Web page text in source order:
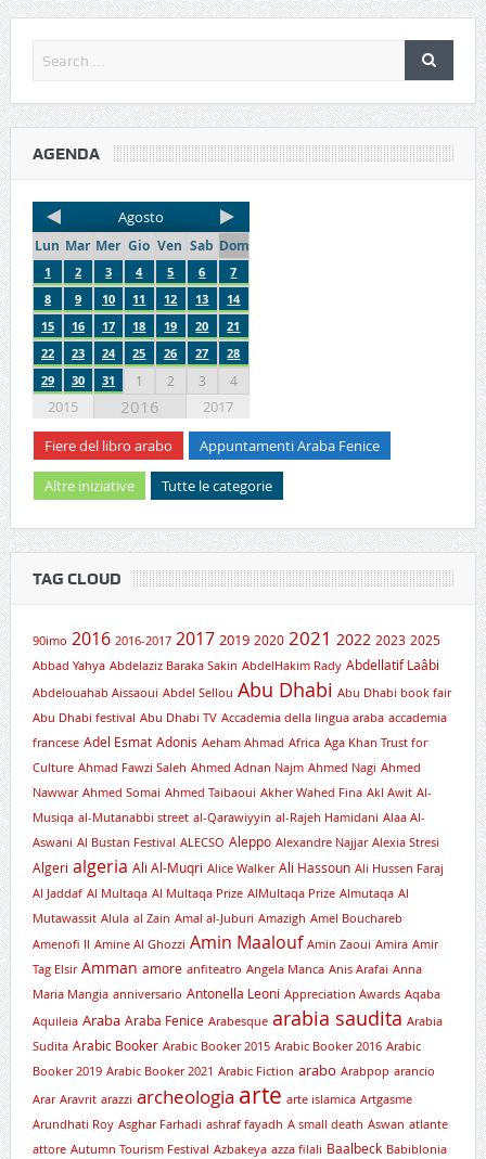
AGENDA
Agosto
Lun Mar Mer Gio Ven Sab Dom
1 2 3 4 5 6
7
8
9 10 11 12 13
14
15
16 17 18 19 20
21
22
23 24 25 26 27
28
29
30 31 1 2 3 4
2015 2016
2017
Fiere del libro arabo
Appuntamenti Araba Fenice
Altre iniziative Tutte le categorie
TAG CLOUD
90imo 2016 2016-2017 2017 2019 2020 2021 2022 2023 2025
Abbad Yahya Abdelaziz Baraka Sakin AbdelHakim Rady Abdellatif Laâbi
Abdelouahab Aissaoui Abdel Sellou Abu Dhabi Abu Dhabi book fair
Abu Dhabi festival Abu Dhabi TV Accademia della lingua araba accademia
francese Adel Esmat Adonis Aeham Ahmad Africa Aga Khan Trust for
Culture Ahmad Fawzi Saleh Ahmed Adnan Najm Ahmed Nagi Ahmed
Nawwar Ahmed Somai Ahmed Taibaoui Akher Wahed Fina Akl Awit Al-
Musiqa al-Mutanabbi street al-Qarawiyyin al-Rajeh Hamidani Alaa Al-
Aswani Al Bustan Festival ALECSO Aleppo Alexandre Najjar Alexia Stresi
Algeri algeria Ali Al-Muqri Alice Walker Ali Hassoun Ali Hussen Faraj
Al Jaddaf Al Multaqa Al Multaqa Prize AlMultaqa Prize Almutaqa Al
Mutawassit Alula al Zain Amal al-Juburi Amazigh Amel Bouchareb
Amenofi II Amine Al Ghozzi Amin Maalouf Amin Zaoui Amira Amir
Tag Elsir Amman amore anfiteatro Angela Manca Anis Arafai Anna
Maria Mangia anniversario Antonella Leoni Appreciation Awards Aqaba
Aquileia Araba Araba Fenice Arabesque arabia saudita Arabia
Sudita Arabic Booker Arabic Booker 2015 Arabic Booker 2016 Arabic
Booker 2019 Arabic Booker 2021 Arabic Fiction arabo Arabpop arancio
Arar Aravrit arazzi archeologia arte arte islamica Artgasme
Arundhati Roy Asghar Farhadi ashraf fayadh A small death Aswan atlante
attore Autumn Tourism Festival Azbakeya azza filali Baalbeck Babiblonia